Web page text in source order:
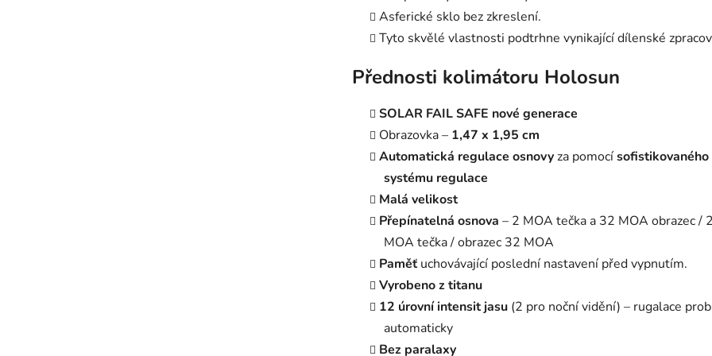
Asferické sklo bez zkreslení.
Tyto skvělé vlastnosti podtrhne vynikající dílenské
Přednosti kolimátoru Holosun
SOLAR FAIL SAFE nové generace
Obrazovka – 1,47 x 1,95 cm
Automatická regulace osnovyza pomocísofistikovaného
systému regulace
Malá velikost
Přepínatelná osnova – 2 MOA tečka a 32 MOA obrazec / 2
MOA tečka / obrazec 32 MOA
Paměťuchovávající poslední nastavení před vypnutím.
Vyrobeno z titanu
12 úrovní intensit jasu (2 pro noční vidění) – rugalace
automaticky
Bez paralaxy